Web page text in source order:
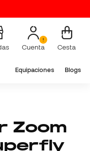
Cuenta Cesta
Equipaciones Blogs